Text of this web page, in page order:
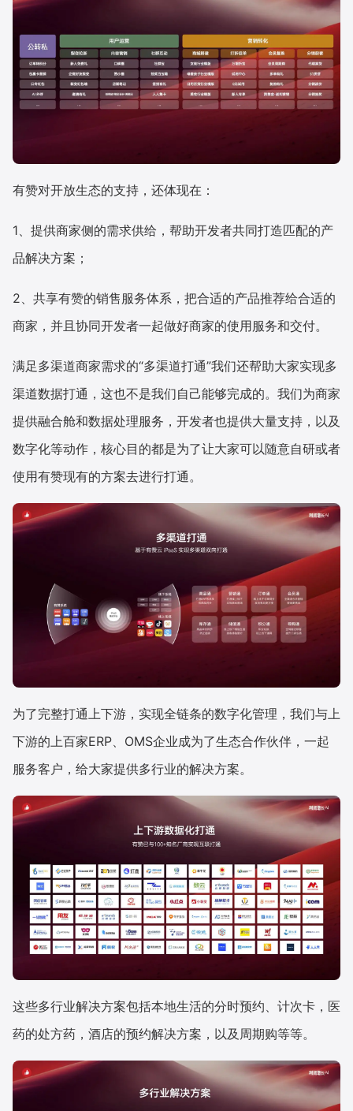
有赞对开放生态的支持，还体现在：
1、提供商家侧的需求供给，帮助开发者共同打造匹配的产
品解决方案；
2、共享有赞的销售服务体系，把合适的产品推荐给合适的
商家，并且协同开发者一起做好商家的使用服务和交付。
满足多渠道商家需求的“多渠道打通”我们还帮助大家实现多
渠道数据打通，这也不是我们自己能够完成的。我们为商家
提供融合舱和数据处理服务，开发者也提供大量支持，以及
数字化等动作，核心目的都是为了让大家可以随意自研或者
使用有赞现有的方案去进行打通。
为了完整打通上下游，实现全链条的数字化管理，我们与上
下游的上百家ERP、OMS企业成为了生态合作伙伴，一起
服务客户，给大家提供多行业的解决方案。
这些多行业解决方案包括本地生活的分时预约、计次卡，医
药的处方药，酒店的预约解决方案，以及周期购等等。